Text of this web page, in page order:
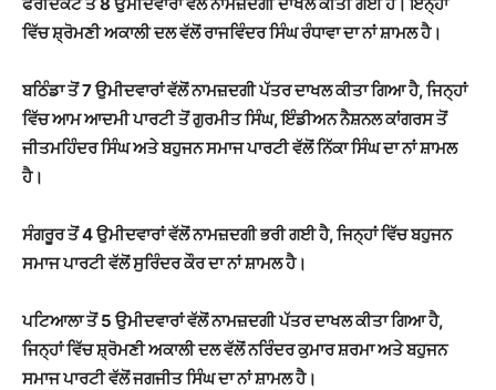
ਵਿੱਚ ਸ਼੍ਰੋਮਣੀ ਅਕਾਲੀ ਦਲ ਵੱਲੋਂ ਰਾਜਵਿੰਦਰ ਸਿੰਘ ਰੰਧਾਵਾ ਦਾ ਨਾਂ ਸ਼ਾਮਲ ਹੈ।
ਬਠਿੰਡਾ ਤੋਂ 7 ਉਮੀਦਵਾਰਾਂ ਵੱਲੋਂ ਨਾਮਜ਼ਦਗੀ ਪੱਤਰ ਦਾਖਲ ਕੀਤਾ ਗਿਆ ਹੈ, ਜਿਨ੍ਹਾਂ
ਵਿੱਚ ਆਮ ਆਦਮੀ ਪਾਰਟੀ ਤੋਂ ਗੁਰਮੀਤ ਸਿੰਘ, ਇੰਡੀਅਨ ਨੈਸ਼ਨਲ ਕਾਂਗਰਸ ਤੋਂ
ਜੀਤਮਹਿੰਦਰ ਸਿੰਘ ਅਤੇ ਬਹੁਜਨ ਸਮਾਜ ਪਾਰਟੀ ਵੱਲੋਂ ਨਿੱਕਾ ਸਿੰਘ ਦਾ ਨਾਂ ਸ਼ਾਮਲ
ਹੈ।
ਸੰਗਰੂਰ ਤੋਂ 4 ਉਮੀਦਵਾਰਾਂ ਵੱਲੋਂ ਨਾਮਜ਼ਦਗੀ ਭਰੀ ਗਈ ਹੈ, ਜਿਨ੍ਹਾਂ ਵਿੱਚ ਬਹੁਜਨ
ਸਮਾਜ ਪਾਰਟੀ ਵੱਲੋਂ ਸੁਰਿੰਦਰ ਕੌਰ ਦਾ ਨਾਂ ਸ਼ਾਮਲ ਹੈ।
ਪਟਿਆਲਾ ਤੋਂ 5 ਉਮੀਦਵਾਰਾਂ ਵੱਲੋਂ ਨਾਮਜ਼ਦਗੀ ਪੱਤਰ ਦਾਖਲ ਕੀਤਾ ਗਿਆ ਹੈ,
ਜਿਨ੍ਹਾਂ ਵਿੱਚ ਸ਼੍ਰੋਮਣੀ ਅਕਾਲੀ ਦਲ ਵੱਲੋਂ ਨਰਿੰਦਰ ਕੁਮਾਰ ਸ਼ਰਮਾ ਅਤੇ ਬਹੁਜਨ
ਸਮਾਜ ਪਾਰਟੀ ਵੱਲੋਂ ਜਗਜੀਤ ਸਿੰਘ ਦਾ ਨਾਂ ਸ਼ਾਮਲ ਹੈ।